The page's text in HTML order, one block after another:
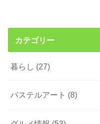
カテゴリー
暮らし (27)
パステルアート (8)